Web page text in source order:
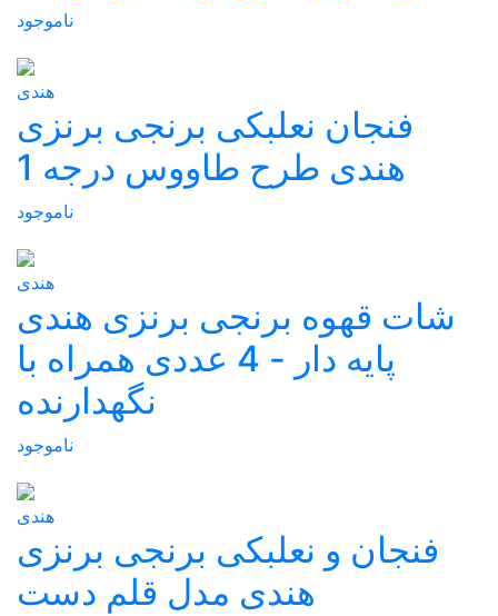
ناموجود
هندی
فنجان نعلبکی برنجی برنزی
هندی طرح طاووس درجه 1
ناموجود
هندی
شات قهوه برنجی برنزی هندی
پایه دار - 4 عددی همراه با
نگهدارنده
ناموجود
هندی
فنجان و نعلبکی برنجی برنزی
هندی مدل قلم دست